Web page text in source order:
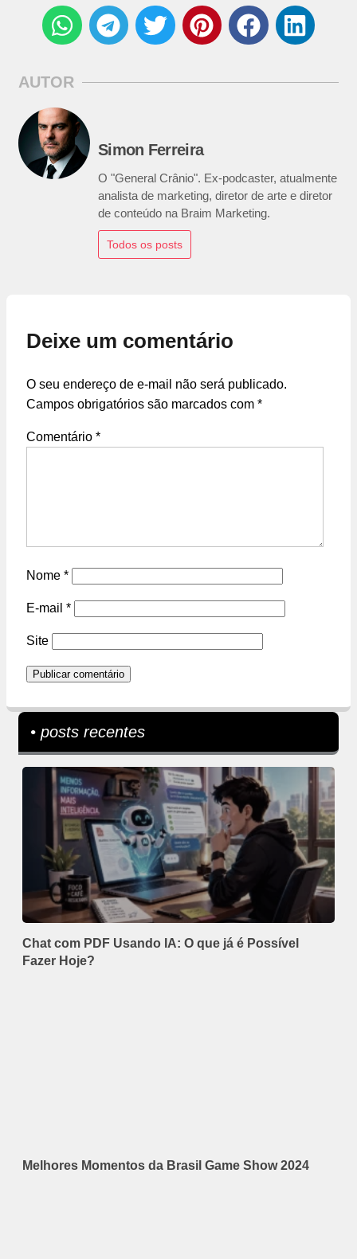
AUTOR
Simon Ferreira
O "General Crânio". Ex-podcaster, atualmente
analista de marketing, diretor de arte e diretor
de conteúdo na Braim Marketing.
Todos os posts
Deixe um comentário
O seu endereço de e-mail não será publicado.
Campos obrigatórios são marcados com *
Comentário *
Nome *
E-mail *
Site
• posts recentes
Chat com PDF Usando IA: O que já é Possível
Fazer Hoje?
Melhores Momentos da Brasil Game Show 2024